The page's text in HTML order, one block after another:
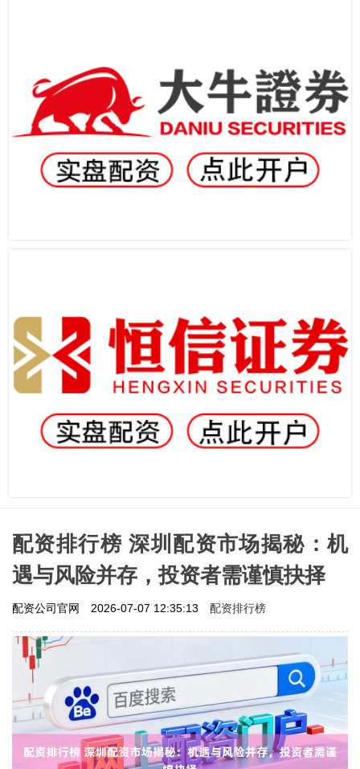
配资排行榜 深圳配资市场揭秘：机
遇与风险并存，投资者需谨慎抉择
配资公司官网 2026-07-07 12:35:13 配资排行榜